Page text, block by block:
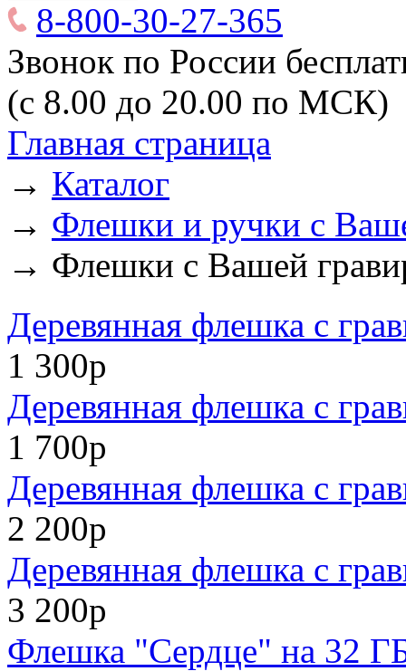
8-800-30-27-365
Звонок по России
(с 8.00 до 20.00 по МСК)
Главная страница
→ Каталог
→ Флешки и ручки с
→ Флешки с Вашей
Деревянная флешка с
1 300р
Деревянная флешка с
1 700р
Деревянная флешка с
2 200р
Деревянная флешка с
3 200р
Флешка "Сердце" на 32